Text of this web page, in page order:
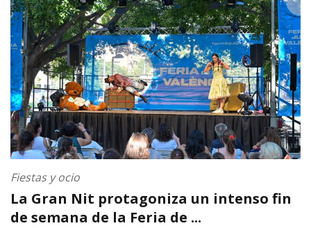
Fiestas y ocio
La Gran Nit protagoniza un intenso fin
de semana de la Feria de ...